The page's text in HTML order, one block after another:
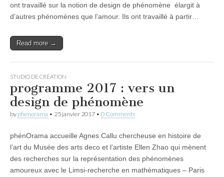
ont travaillé sur la notion de design de phénomène élargit à
d’autres phénomènes que l’amour. Ils ont travaillé à partir…
Read more →
STUDIO DE CRÉATION
programme 2017 : vers un
design de phénomène
by phenorama • 25 janvier 2017 • 0 Comments
phénOrama accueille Agnes Callu chercheuse en histoire de
l’art du Musée des arts deco et l’artiste Ellen Zhao qui mènent
des recherches sur la représentation des phénomènes
amoureux avec le Limsi-recherche en mathématiques – Paris